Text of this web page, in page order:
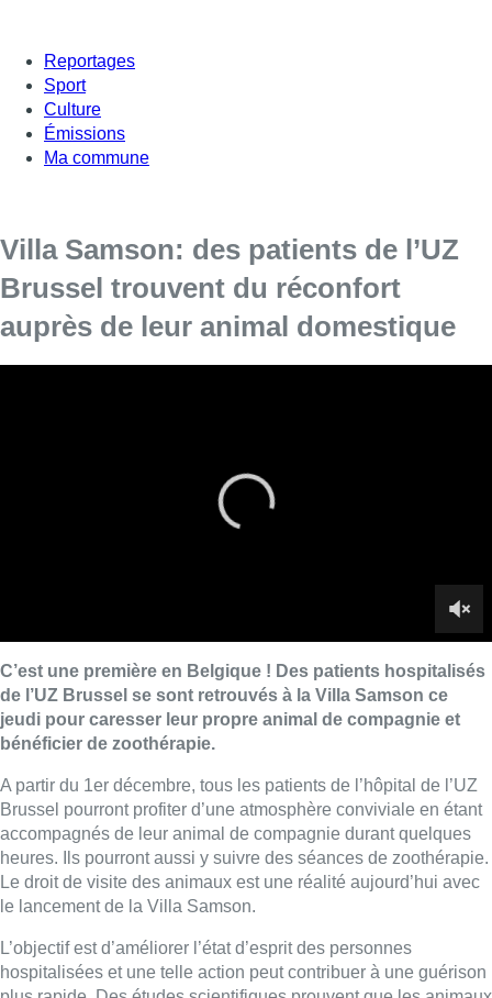
Reportages
Sport
Culture
Émissions
Ma commune
Villa Samson: des patients de l’UZ
Brussel trouvent du réconfort
auprès de leur animal domestique
A partir du 1er décembre, tous les patients de l’hôpital de l’UZ
Brussel pourront profiter d’une atmosphère conviviale en étant
Le droit de visite des animaux est une réalité aujourd’hui avec
hospitalisées et une telle action peut contribuer à une guérison
plus rapide. Des études scientifiques prouvent que les animaux
jouent un rôle important dans le processus de guérison.
Ringelheim
Lire aussi :
La police lance un avis de
recherche après le viol d’une
femme de 33 ans à Bruxelles